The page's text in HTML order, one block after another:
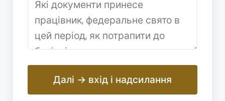
Далі → вхід і надсилання